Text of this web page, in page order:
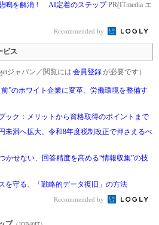
悲鳴を解消！ AI定着のステップPR(ITmedia エ
Recommended by
ビス
ジャパン／閲覧には 会員登録が必要です）
”のホワイト企業に変革、労働環境を整備す
ック：メリットから資格取得のポイントまで
未満へ拡大、令和8年度税制改正で押さえるべ
かせない、回答精度を高める“情報収集”の技
を守る、「戦略的データ復旧」の方法
Recommended by